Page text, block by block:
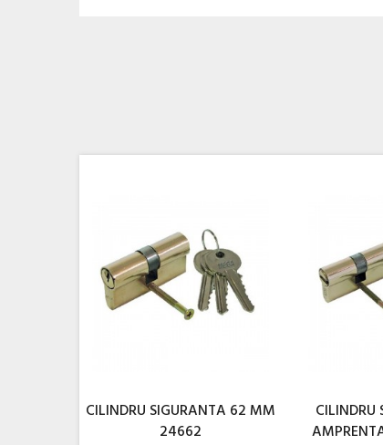
CILINDRU SIGURANTA 62 MM
24662
CILINDRU